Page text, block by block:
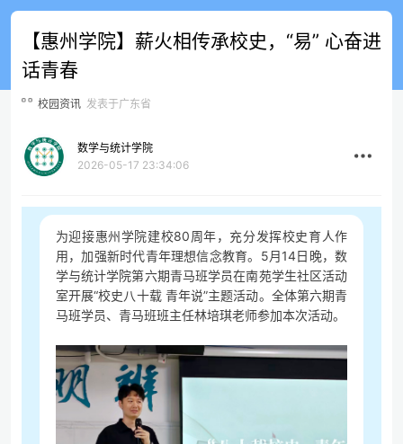
【惠州学院】薪火相传承校史，“易” 心奋进
话青春
校园资讯 发表于广东省
数学与统计学院
2026-05-17 23:34:06
为迎接惠州学院建校80周年，充分发挥校史育人作
用，加强新时代青年理想信念教育。5月14日晚，数
学与统计学院第六期青马班学员在南苑学生社区活动
室开展“校史八十载 青年说”主题活动。全体第六期青
马班学员、青马班班主任林培琪老师参加本次活动。